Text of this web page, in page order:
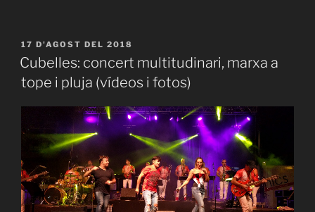
PUBLICAT
A
17 D'AGOST DEL 2018
Cubelles: concert multitudinari, marxa a
tope i pluja (vídeos i fotos)